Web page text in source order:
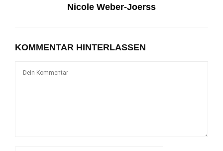
Nicole Weber-Joerss
KOMMENTAR HINTERLASSEN